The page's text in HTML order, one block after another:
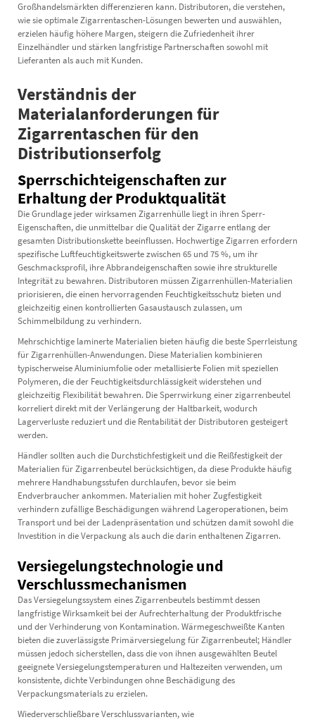
Großhandelsmärkten differenzieren kann. Distributoren, die verstehen,
wie sie optimale Zigarrentaschen-Lösungen bewerten und auswählen,
erzielen häufig höhere Margen, steigern die Zufriedenheit ihrer
Einzelhändler und stärken langfristige Partnerschaften sowohl mit
Lieferanten als auch mit Kunden.
Verständnis der
Materialanforderungen für
Zigarrentaschen für den
Distributionserfolg
Sperrschichteigenschaften zur
Erhaltung der Produktqualität
Die Grundlage jeder wirksamen Zigarrenhülle liegt in ihren Sperr-
Eigenschaften, die unmittelbar die Qualität der Zigarre entlang der
gesamten Distributionskette beeinflussen. Hochwertige Zigarren erfordern
spezifische Luftfeuchtigkeitswerte zwischen 65 und 75 %, um ihr
Geschmacksprofil, ihre Abbrandeigenschaften sowie ihre strukturelle
Integrität zu bewahren. Distributoren müssen Zigarrenhüllen-Materialien
priorisieren, die einen hervorragenden Feuchtigkeitsschutz bieten und
gleichzeitig einen kontrollierten Gasaustausch zulassen, um
Schimmelbildung zu verhindern.
Mehrschichtige laminerte Materialien bieten häufig die beste Sperrleistung
für Zigarrenhüllen-Anwendungen. Diese Materialien kombinieren
typischerweise Aluminiumfolie oder metallisierte Folien mit speziellen
Polymeren, die der Feuchtigkeitsdurchlässigkeit widerstehen und
gleichzeitig Flexibilität bewahren. Die Sperrwirkung einerzigarrenbeutel
korreliert direkt mit der Verlängerung der Haltbarkeit, wodurch
Lagerverluste reduziert und die Rentabilität der Distributoren gesteigert
werden.
Händler sollten auch die Durchstichfestigkeit und die Reißfestigkeit der
Materialien für Zigarrenbeutel berücksichtigen, da diese Produkte häufig
mehrere Handhabungsstufen durchlaufen, bevor sie beim
Endverbraucher ankommen. Materialien mit hoher Zugfestigkeit
verhindern zufällige Beschädigungen während Lageroperationen, beim
Transport und bei der Ladenpräsentation und schützen damit sowohl die
Investition in die Verpackung als auch die darin enthaltenen Zigarren.
Versiegelungstechnologie und
Verschlussmechanismen
Das Versiegelungssystem eines Zigarrenbeutels bestimmt dessen
langfristige Wirksamkeit bei der Aufrechterhaltung der Produktfrische
und der Verhinderung von Kontamination. Wärmegeschweißte Kanten
bieten die zuverlässigste Primärversiegelung für Zigarrenbeutel; Händler
müssen jedoch sicherstellen, dass die von ihnen ausgewählten Beutel
geeignete Versiegelungstemperaturen und Haltezeiten verwenden, um
konsistente, dichte Verbindungen ohne Beschädigung des
Verpackungsmaterials zu erzielen.
Wiederverschließbare Verschlussvarianten, wie